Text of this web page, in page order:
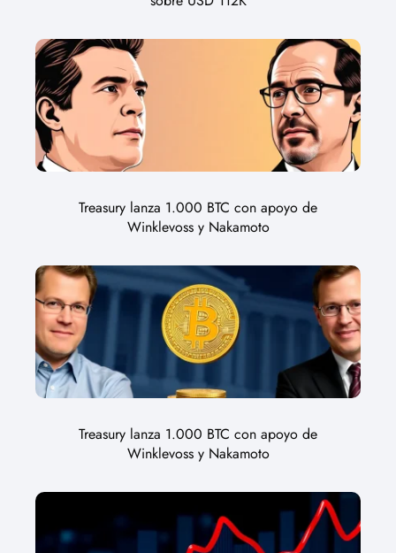
Treasury lanza 1.000 BTC con apoyo de
Winklevoss y Nakamoto
Treasury lanza 1.000 BTC con apoyo de
Winklevoss y Nakamoto